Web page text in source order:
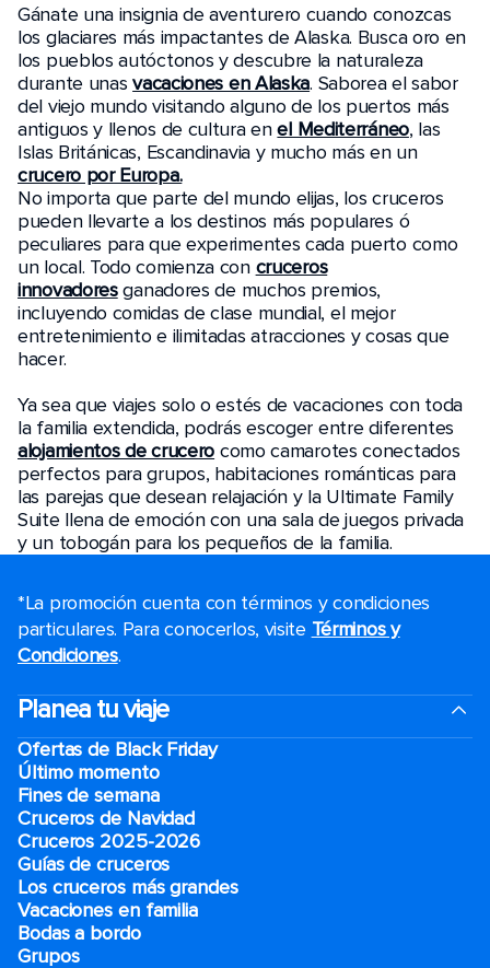
Gánate una insignia de aventurero cuando conozcas
los glaciares más impactantes de Alaska. Busca oro en
los pueblos autóctonos y descubre la naturaleza
durante unasvacaciones en Alaska. Saborea el sabor
del viejo mundo visitando alguno de los puertos más
antiguos y llenos de cultura enel Mediterráneo, las
Islas Británicas, Escandinavia y mucho más en un
crucero por Europa.
No importa que parte del mundo elijas, los cruceros
pueden llevarte a los destinos más populares ó
peculiares para que experimentes cada puerto como
un local. Todo comienza con cruceros
innovadoresganadores de muchos premios,
incluyendo comidas de clase mundial, el mejor
entretenimiento e ilimitadas atracciones y cosas que
hacer.
Ya sea que viajes solo o estés de vacaciones con toda
la familia extendida, podrás escoger entre diferentes
alojamientos de crucero como camarotes conectados
perfectos para grupos, habitaciones románticas para
las parejas que desean relajación y la Ultimate Family
Suite llena de emoción con una sala de juegos privada
y un tobogán para los pequeños de la familia.
*La promoción cuenta con términos y condiciones
particulares. Para conocerlos, visite Términos y
Condiciones.
Planea tu viaje
Ofertas de Black Friday
Último momento
Fines de semana
Cruceros de Navidad
Cruceros 2025-2026
Guías de cruceros
Los cruceros más grandes
Vacaciones en familia
Bodas a bordo
Grupos